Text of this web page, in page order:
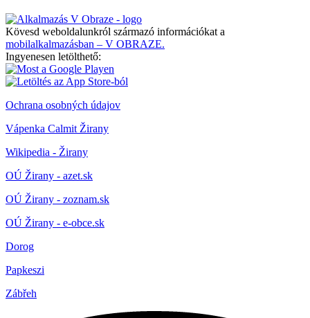
Kövesd weboldalunkról származó információkat a
mobilalkalmazásban – V OBRAZE.
Ingyenesen letölthető:
Ochrana osobných údajov
Vápenka Calmit Žirany
Wikipedia - Žirany
OÚ Žirany - azet.sk
OÚ Žirany - zoznam.sk
OÚ Žirany - e-obce.sk
Dorog
Papkeszi
Zábřeh